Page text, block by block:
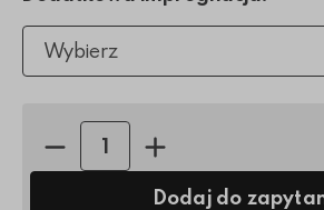
Wybierz
Ilość sztuk:
Dodaj do